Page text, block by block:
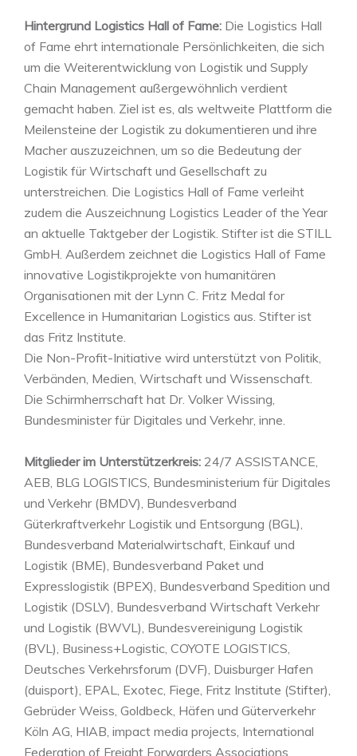
Hintergrund Logistics Hall of Fame: Die Logistics Hall
of Fame ehrt internationale Persönlichkeiten, die sich
um die Weiterentwicklung von Logistik und Supply
Chain Management außergewöhnlich verdient
gemacht haben. Ziel ist es, als weltweite Plattform die
Meilensteine der Logistik zu dokumentieren und ihre
Macher auszuzeichnen, um so die Bedeutung der
Logistik für Wirtschaft und Gesellschaft zu
unterstreichen. Die Logistics Hall of Fame verleiht
zudem die Auszeichnung Logistics Leader of the Year
an aktuelle Taktgeber der Logistik. Stifter ist die STILL
GmbH. Außerdem zeichnet die Logistics Hall of Fame
innovative Logistikprojekte von humanitären
Organisationen mit der Lynn C. Fritz Medal for
Excellence in Humanitarian Logistics aus. Stifter ist
das Fritz Institute.
Die Non-Profit-Initiative wird unterstützt von Politik,
Verbänden, Medien, Wirtschaft und Wissenschaft.
Die Schirmherrschaft hat Dr. Volker Wissing,
Bundesminister für Digitales und Verkehr, inne.
Mitglieder im Unterstützerkreis: 24/7 ASSISTANCE,
AEB, BLG LOGISTICS, Bundesministerium für Digitales
und Verkehr (BMDV), Bundesverband
Güterkraftverkehr Logistik und Entsorgung (BGL),
Bundesverband Materialwirtschaft, Einkauf und
Logistik (BME), Bundesverband Paket und
Expresslogistik (BPEX), Bundesverband Spedition und
Logistik (DSLV), Bundesverband Wirtschaft Verkehr
und Logistik (BWVL), Bundesvereinigung Logistik
(BVL), Business+Logistic, COYOTE LOGISTICS,
Deutsches Verkehrsforum (DVF), Duisburger Hafen
(duisport), EPAL, Exotec, Fiege, Fritz Institute (Stifter),
Gebrüder Weiss, Goldbeck, Häfen und Güterverkehr
Köln AG, HIAB, impact media projects, International
Federation of Freight Forwarders Associations